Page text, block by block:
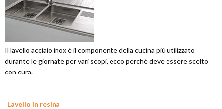
Il lavello acciaio inox è il componente della cucina più utilizzato
durante le giornate per vari scopi, ecco perchè deve essere scelto
con cura.
Lavello in resina